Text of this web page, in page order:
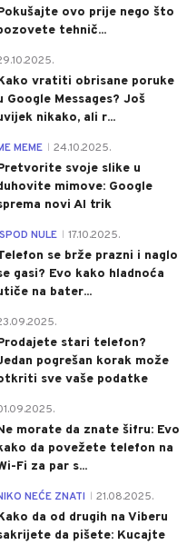
ovo prije nego što
tehnič...
vratiti obrisane poruke
Google Messages? Još
nikako, ali r...
MEME 24.10.2025.
svoje slike u
mimove: Google
novi AI trik
NULE 17.10.2025.
se brže prazni i naglo
gasi? Evo kako hladnoća
na bater...
stari telefon?
pogrešan korak može
sve vaše podatke
morate da znate šifru: Evo
da povežete telefon na
Fi za par s...
NEĆE ZNATI 21.08.2025.
da od drugih na Viberu
da pišete: Kucajte